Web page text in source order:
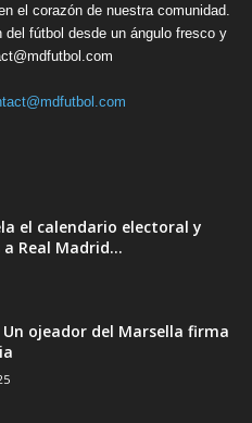
el corazón de nuestra comunidad.
fútbol desde un ángulo fresco y
el calendario electoral y
Real Madrid...
ojeador del Marsella firma